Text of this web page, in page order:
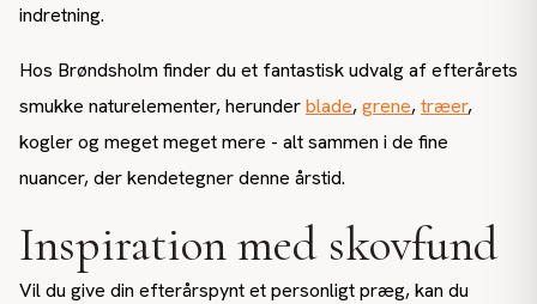
indretning.
Hos Brøndsholm finder du et fantastisk udvalg af efterårets
smukke naturelementer, herunderblade,grene,træer,
kogler og meget meget mere - alt sammen i de fine
nuancer, der kendetegner denne årstid.
Inspiration med skovfund
Vil du give din efterårspynt et personligt præg, kan du